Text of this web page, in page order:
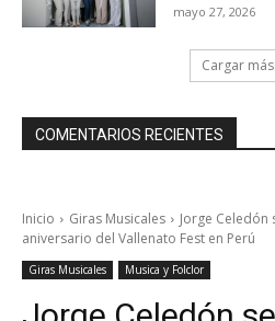
mayo 27, 2026
Cargar más
COMENTARIOS RECIENTES